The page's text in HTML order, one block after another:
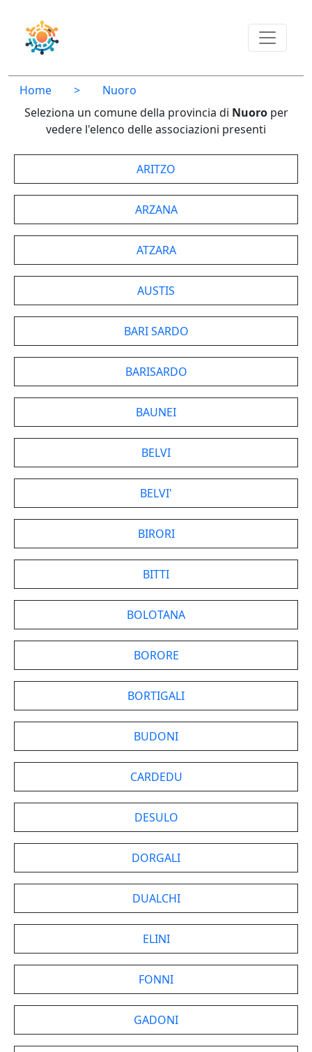
Home >
Nuoro
Seleziona un comune della provincia di Nuoroper
vedere l'elenco delle associazioni presenti
ARITZO
ARZANA
ATZARA
AUSTIS
BARI SARDO
BARISARDO
BAUNEI
BELVI
BELVI'
BIRORI
BITTI
BOLOTANA
BORORE
BORTIGALI
BUDONI
CARDEDU
DESULO
DORGALI
DUALCHI
ELINI
FONNI
GADONI